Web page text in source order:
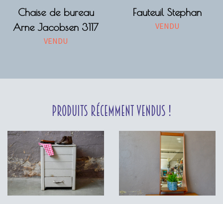
Chaise de bureau
Arne Jacobsen 3117
VENDU
Fauteuil Stephan
VENDU
Produits récemment vendus !